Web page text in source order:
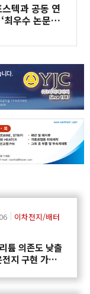
텍과 공동 연
우수 논문상’
이차전지/배터
튬 의존도 낮출
지 구현 가능